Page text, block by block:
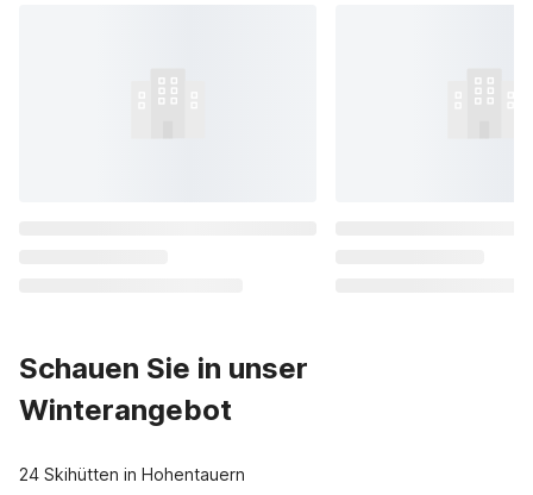
Schauen Sie in unser
Winterangebot
24 Skihütten in Hohentauern